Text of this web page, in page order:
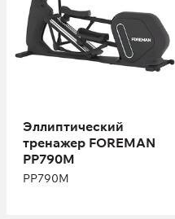
Эллиптический
тренажер FOREMAN
PP790M
PP790M
Ширина:
75 см